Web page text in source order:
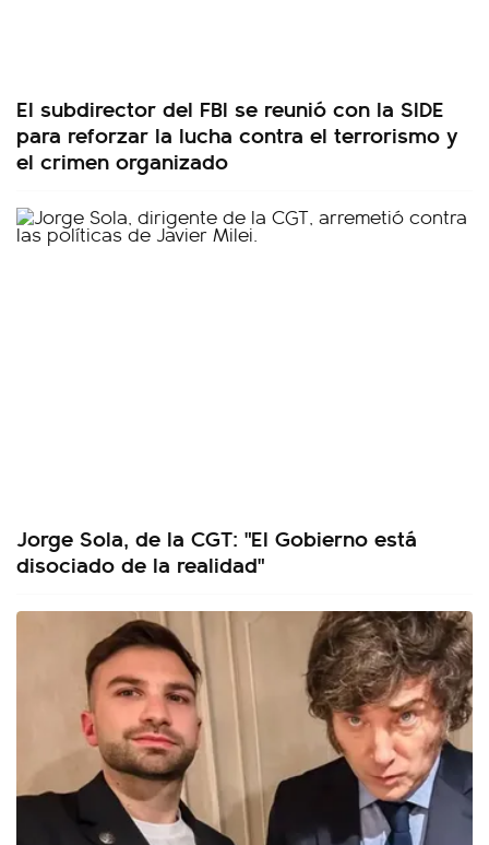
El subdirector del FBI se reunió con la SIDE
para reforzar la lucha contra el terrorismo y
el crimen organizado
Jorge Sola, de la CGT: "El Gobierno está
disociado de la realidad"